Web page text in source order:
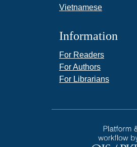
Vietnamese
Information
For Readers
For Authors
For Librarians